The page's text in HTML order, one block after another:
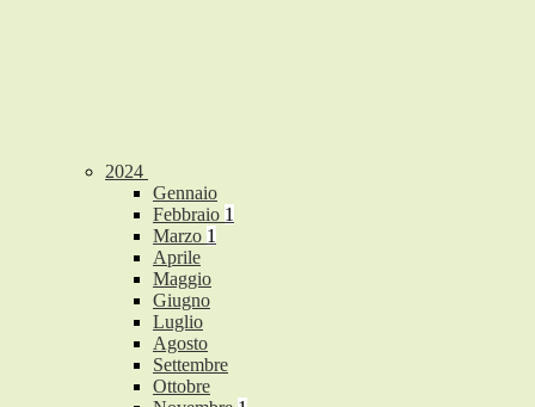
2024
Gennaio
Febbraio 1
Marzo 1
Aprile
Maggio
Giugno
Luglio
Agosto
Settembre
Ottobre